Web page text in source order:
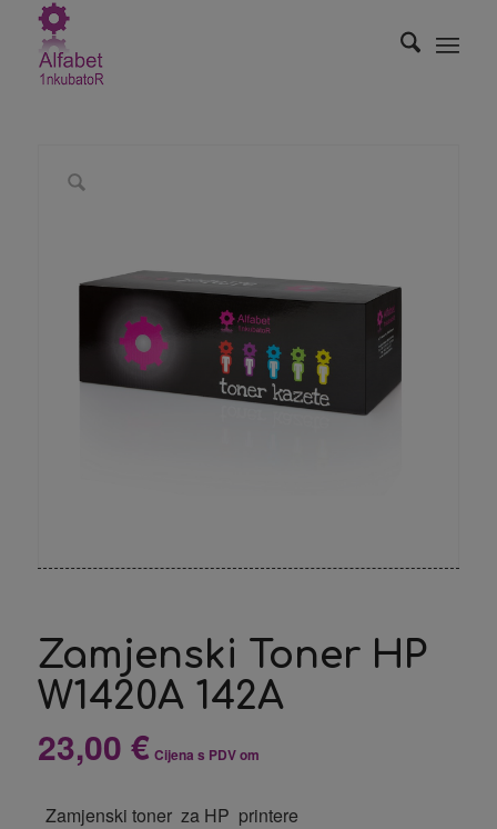
Zamjenski Toner HP
W1420A 142A
23,00 € Cijena s PDV om
Zamjenski toner za HP printere